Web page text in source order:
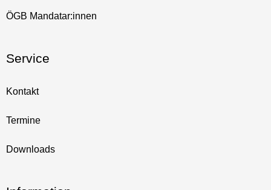
ÖGB Mandatar:innen
Service
Kontakt
Termine
Downloads